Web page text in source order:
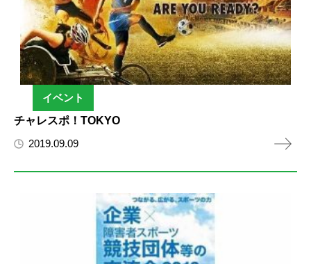
イベント
チャレスポ！TOKYO
2019.09.09